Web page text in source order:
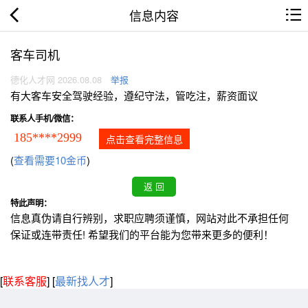
信息内容
客车司机
德化人才网 2026.08.08 举报
有大客车安全驾驶经验，遵纪守法，管吃注，薪资面议
联系人手机/微信：
185****2999 点击查看完整信息
(查看需要10金币)
特此声明：
信息真伪请自行辨别，求职应聘须谨慎，网站对此不承担任何
保证或连带责任! 希望我们的平台能为您带来更多的便利！
[联系客服] [最新找人才]